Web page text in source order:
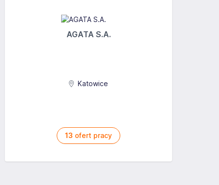
AGATA S.A.
Katowice
13 ofert pracy